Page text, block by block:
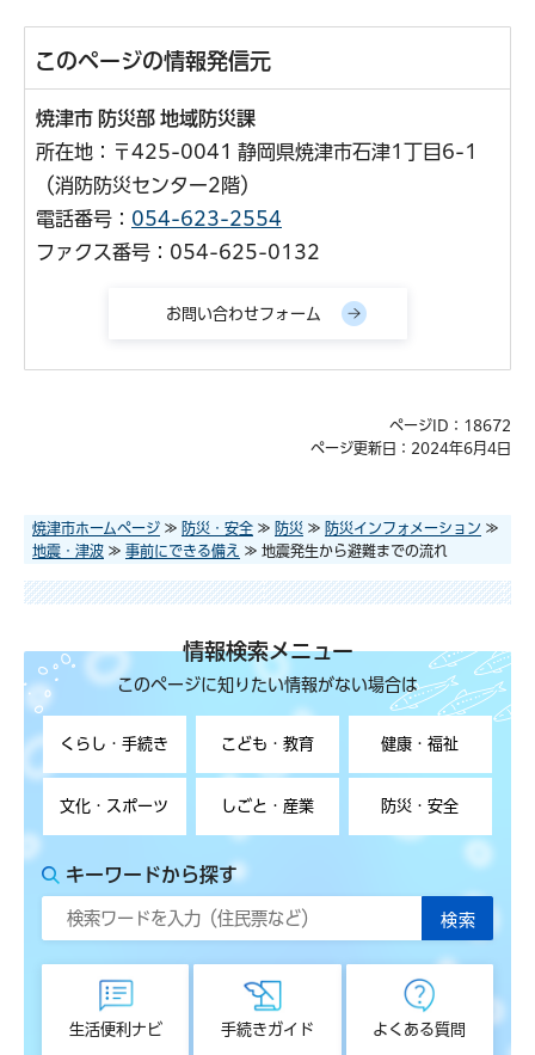
このページの情報発信元
焼津市 防災部 地域防災課
所在地：〒425-0041 静岡県焼津市石津1丁目6-1
（消防防災センター2階）
電話番号： 054-623-2554
ファクス番号：054-625-0132
ページID：18672
ページ更新日：2024年6月4日
焼津市ホームページ ≫ 防災・安全 ≫ 防災 ≫ 防災インフォメーション ≫
地震・津波 ≫ 事前にできる備え ≫ 地震発生から避難までの流れ
情報検索メニュー
このページに知りたい情報がない場合は
くらし・手続き こども・教育 健康・福祉
文化・スポーツ しごと・産業 防災・安全
キーワードから探す
生活便利ナビ 手続きガイド よくある質問